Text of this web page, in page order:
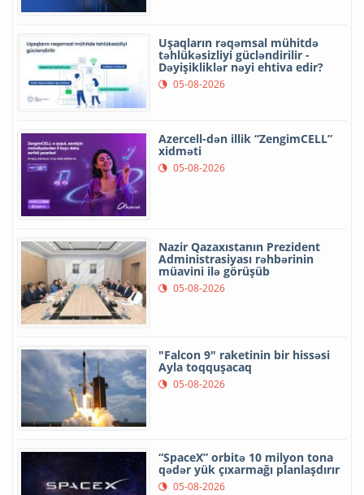
Uşaqların rəqəmsal mühitdə
təhlükəsizliyi gücləndirilir -
Dəyişikliklər nəyi ehtiva edir?
05-08-2026
Azercell-dən illik “ZengimCELL”
xidməti
05-08-2026
Nazir Qazaxıstanın Prezident
Administrasiyası rəhbərinin
müavini ilə görüşüb
05-08-2026
"Falcon 9" raketinin bir hissəsi
Ayla toqquşacaq
05-08-2026
“SpaceX” orbitə 10 milyon tona
qədər yük çıxarmağı planlaşdırır
05-08-2026